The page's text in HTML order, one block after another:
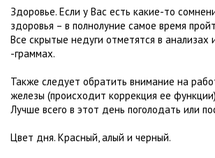
Здоровье. Если у Вас есть какие-то
здоровья – в полнолуние самое время
Все скрытые недуги отметятся в анализах
-граммах.
Также следует обратить внимание на
железы (происходит коррекция ее
Лучше всего в этот день поголодать или
Цвет дня. Красный, алый и черный.